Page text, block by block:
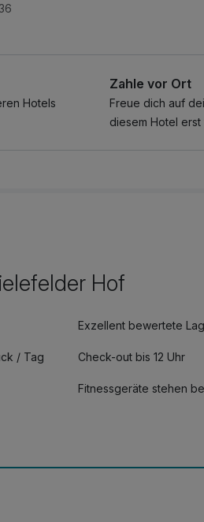
Jahrestag, Überraschung oder
den besonderen Charme eines
Fitnessbereichs, W-LAN Nutzung
Hotels
Zahle vor Ort
Freue dich auf
diesem Hotel erst
Hof
Exzellent bewertete
/ Tag Check-out bis 12 Uhr
Fitnessgeräte stehen